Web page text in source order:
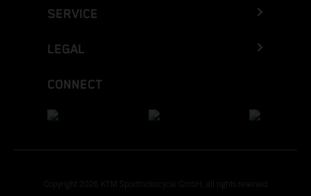
SERVICE
LEGAL
CONNECT
Copyright 2026 KTM Sportmotorcycle GmbH, all rights reserved